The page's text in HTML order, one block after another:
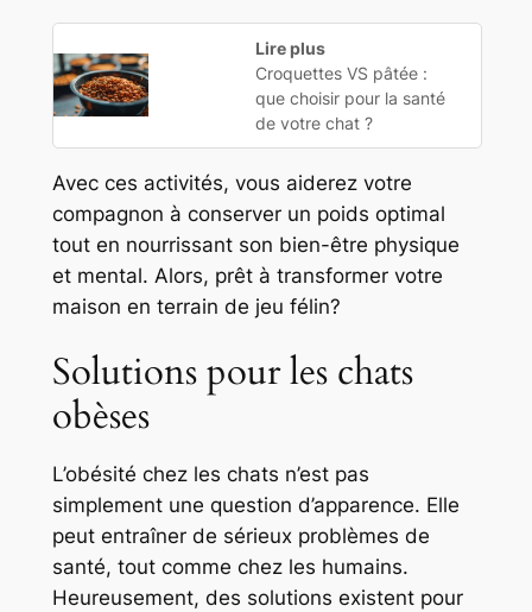
Lire plus
Croquettes VS pâtée :
que choisir pour la santé
de votre chat ?
Avec ces activités, vous aiderez votre
compagnon à conserver un poids optimal
tout en nourrissant son bien-être physique
et mental. Alors, prêt à transformer votre
maison en terrain de jeu félin?
Solutions pour les chats
obèses
L’obésité chez les chats n’est pas
simplement une question d’apparence. Elle
peut entraîner de sérieux problèmes de
santé, tout comme chez les humains.
Heureusement, des solutions existent pour